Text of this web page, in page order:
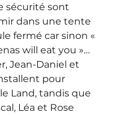
sécurité sont
dans une tente
fermé car sinon «
will eat you »…
Jean-Daniel et
pour
Land, tandis que
Léa et Rose